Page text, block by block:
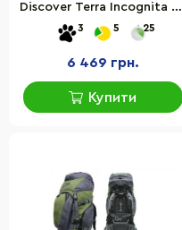
Discover Terra Incognita ti-
393, 100 л
3 5 25
6 469 грн.
Купити